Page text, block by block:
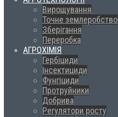
Вирощування
Точне землеробство
Зберігання
Переробка
АГРОХІМІЯ
Гербіциди
Інсектициди
Фунгіциди
Протруйники
Добрива
Регулятори росту